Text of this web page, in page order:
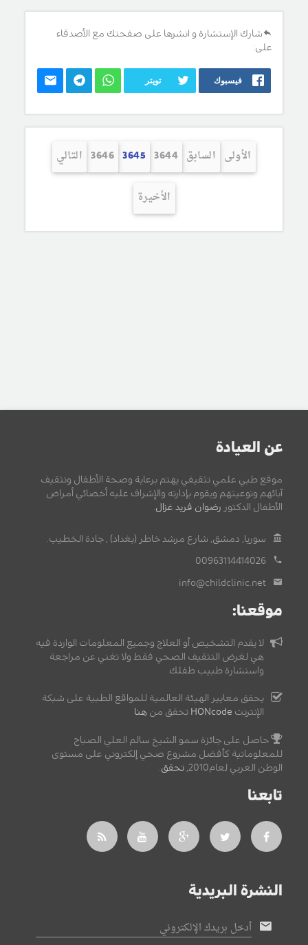
شارك الإستشارة و انشرها على صفحتك مع الأصدقاء
على:
فيسبوك تويتر
الأولى السابق 3644
3645
3646 التالي
الأخيرة
عن العيادة
موقع طبي علمي تثقيفي يهتم برعاية وصحة الأطفال وتثقيف
آبائهم وتوعيتهم ويقوم بإدارته والإشراف عليه أخصائي أمراض
الأطفال الدكتور رضوان فريد غزال.
سوريا, دمشق, شارع مرشد خاطر (بغداد) , جادة الخطيب.
00963114414026
info@childclinic.net
موقعنا:
لا يقدم التشخيص أو العلاج وجميع المعلومات الواردة فيه
هي لغرض التثقيف الصحي فقط ولا تغني عن مراجعة
واستشارة طبيب طفلك.
يحقق معايير الهيئة العالمية للمواقع الطبية على شبكة
الإنترنت HONcode تحقق من هنا
حاصل على جائزة سمو الشيخ سالم العلي الصباح
للمعلوماتية كأفضل مشروع صحي إلكتروني على مستوى
الوطن العربي لعام2010,
تحقق.
تابعنا
النشرة البريدية
أدخل بريدك الإلكتروني